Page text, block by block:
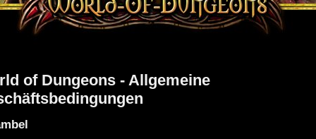
of Dungeons - Allgemeine